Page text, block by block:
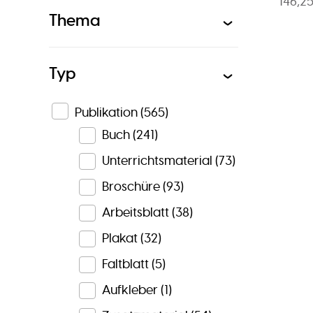
Thema
Typ
Publikation(565)
Buch (241)
Unterrichtsmaterial (73)
Broschüre (93)
Arbeitsblatt (38)
Plakat (32)
Faltblatt (5)
Aufkleber (1)